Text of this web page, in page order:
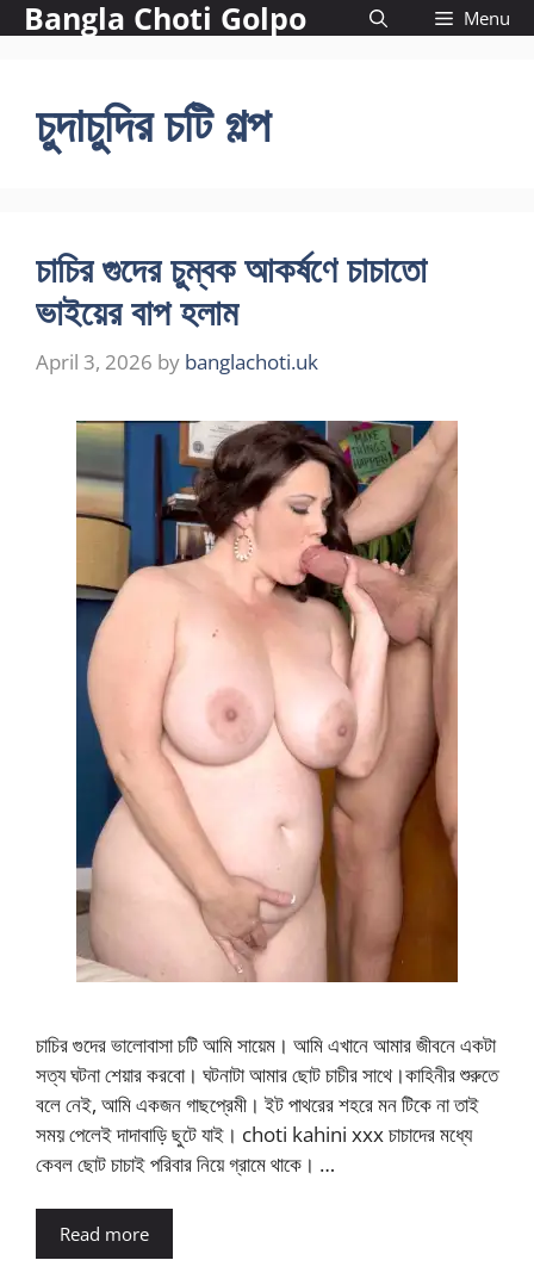
Skip
to
Bangla Choti Golpo Menu
চুদাচুদির চটি গল্প
চাচির গুদের চুম্বক আকর্ষণে চাচাতো
ভাইয়ের বাপ হলাম
April 3, 2026 by banglachoti.uk
চাচির গুদের ভালোবাসা চটি আমি সায়েম। আমি এখানে আমার জীবনে একটা
সত্য ঘটনা শেয়ার করবো। ঘটনাটা আমার ছোট চাচীর সাথে।কাহিনীর শুরুতে
বলে নেই, আমি একজন গাছপ্রেমী। ইট পাথরের শহরে মন টিকে না তাই
সময় পেলেই দাদাবাড়ি ছুটে যাই। choti kahini xxx চাচাদের মধ্যে
কেবল ছোট চাচাই পরিবার নিয়ে গ্রামে থাকে। …
Read more